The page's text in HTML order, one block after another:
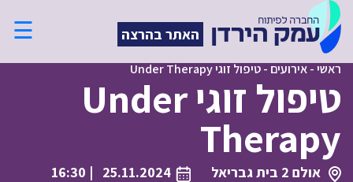
האתר בהרצה ☰
ראשי-אירועים -טיפול זוגי Under Therapy
טיפול זוגי Under
Therapy
אולם 2 בית גבריאל 25.11.2024
| 16:30